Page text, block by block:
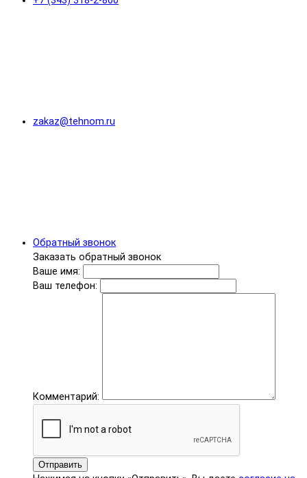
zakaz@tehnom.ru
Обратный звонок
Заказать обратный звонок
Ваше имя:
Ваш телефон:
Комментарий:
Отправить